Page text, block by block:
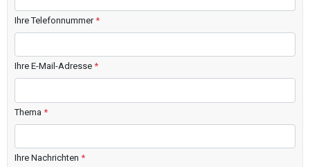
Ihre Telefonnummer*
Ihre E-Mail-Adresse *
Thema *
Ihre Nachrichten *